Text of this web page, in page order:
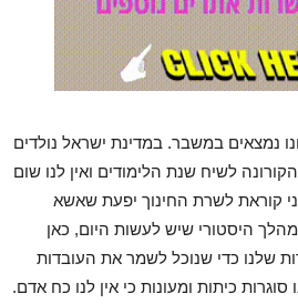
נמצאים במשבר. במדינת ישראל נולדים
הקורונה לשיח שנת הלימודים ואין לנו שום
קוראת לשרת החינוך יפעת שאשא
היסטורי שיש לעשות היום, כאן
שלנו כדי שנוכל לשמר את העובדות
סוגרות כיתות ומעונות כי אין לנו כח אדם.